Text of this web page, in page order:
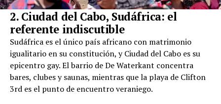
2. Ciudad del Cabo, Sudáfrica: el
referente indiscutible
Sudáfrica es el único país africano con matrimonio
igualitario en su constitución, y Ciudad del Cabo es su
epicentro gay. El barrio de De Waterkant concentra
bares, clubes y saunas, mientras que la playa de Clifton
3rd es el punto de encuentro veraniego.